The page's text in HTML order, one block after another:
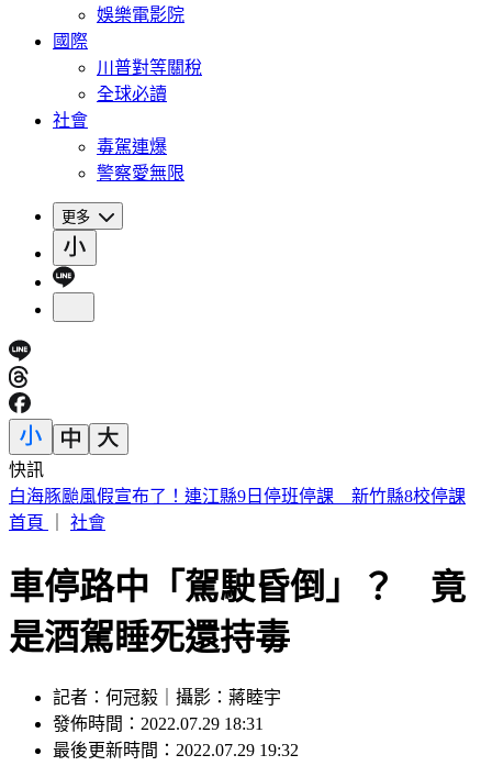
娛樂電影院
國際
川普對等關稅
全球必讀
社會
毒駕連爆
警察愛無限
更多
快訊
帶孫散步遭無照撞死 女兒悲喊：第一個沒你的父親節
首頁
社會
車停路中「駕駛昏倒」？ 竟
是酒駕睡死還持毒
記者：何冠毅｜攝影：蔣睦宇
發佈時間：2022.07.29 18:31
最後更新時間：2022.07.29 19:32